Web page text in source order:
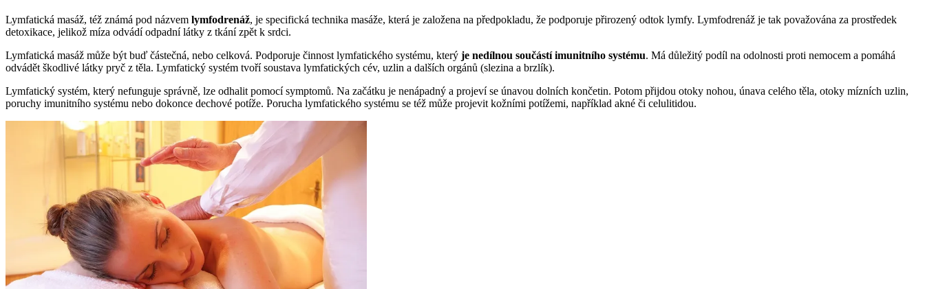
Lymfatická masáž, též známá pod názvem lymfodrenáž, je specifická technika masáže, která je založena na předpokladu, že podporuje přirozený odtok lymfy. Lymfodrenáž je tak považována za prostředek
detoxikace, jelikož míza odvádí odpadní látky z tkání zpět k srdci.
Lymfatická masáž může být buď částečná, nebo celková. Podporuje činnost lymfatického systému, který je nedílnou součástí imunitního systému. Má důležitý podíl na odolnosti proti nemocem a pomáhá
odvádět škodlivé látky pryč z těla. Lymfatický systém tvoří soustava lymfatických cév, uzlin a dalších orgánů (slezina a brzlík).
Lymfatický systém, který nefunguje správně, lze odhalit pomocí symptomů. Na začátku je nenápadný a projeví se únavou dolních končetin. Potom přijdou otoky nohou, únava celého těla, otoky mízních uzlin,
poruchy imunitního systému nebo dokonce dechové potíže. Porucha lymfatického systému se též může projevit kožními potížemi, například akné či celulitidou.